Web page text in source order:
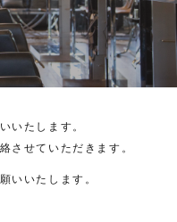
いたします。
させていただきます。
いいたします。